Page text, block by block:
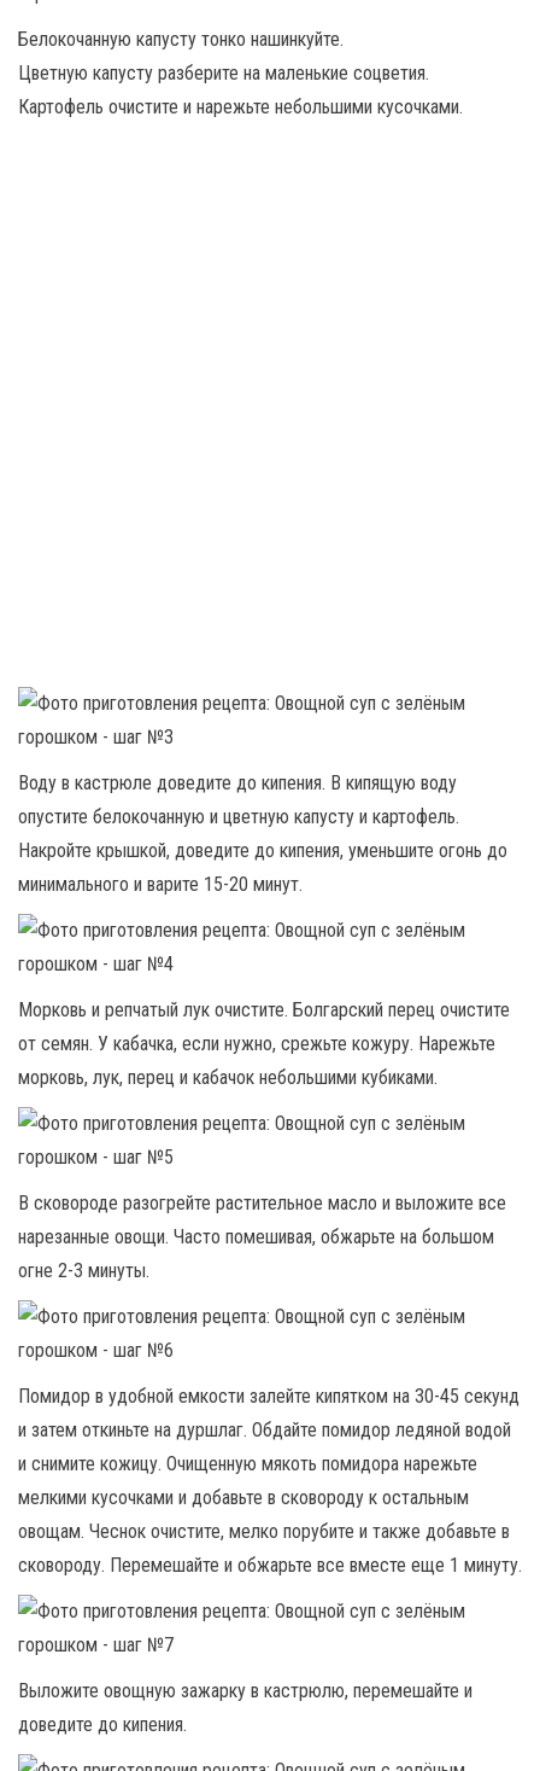
Белокочанную капусту тонко нашинкуйте.
Цветную капусту разберите на маленькие соцветия.
Картофель очистите и нарежьте небольшими кусочками.
Воду в кастрюле доведите до кипения. В кипящую воду
опустите белокочанную и цветную капусту и картофель.
Накройте крышкой, доведите до кипения, уменьшите огонь до
минимального и варите 15-20 минут.
Морковь и репчатый лук очистите. Болгарский перец очистите
от семян. У кабачка, если нужно, срежьте кожуру. Нарежьте
морковь, лук, перец и кабачок небольшими кубиками.
В сковороде разогрейте растительное масло и выложите все
нарезанные овощи. Часто помешивая, обжарьте на большом
огне 2-3 минуты.
Помидор в удобной емкости залейте кипятком на 30-45 секунд
и затем откиньте на дуршлаг. Обдайте помидор ледяной водой
и снимите кожицу. Очищенную мякоть помидора нарежьте
мелкими кусочками и добавьте в сковороду к остальным
овощам. Чеснок очистите, мелко порубите и также добавьте в
сковороду. Перемешайте и обжарьте все вместе еще 1 минуту.
Выложите овощную зажарку в кастрюлю, перемешайте и
доведите до кипения.